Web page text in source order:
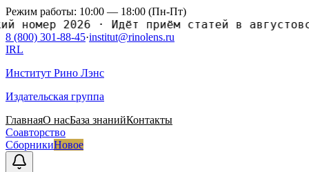
Режим работы: 10:00 — 18:00 (Пн-Пт)
2026·Идёт приём статей в
8 (800) 301-88-45·institut@rinolens.ru
IRL
Институт Рино Лэнс
Издательская группа
ГлавнаяО насБаза знанийКонтакты
Соавторство
СборникиНовое